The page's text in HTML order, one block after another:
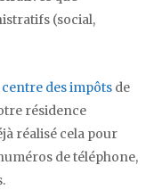
(social,
des impôts de
résidence
réalisé cela pour
de téléphone,